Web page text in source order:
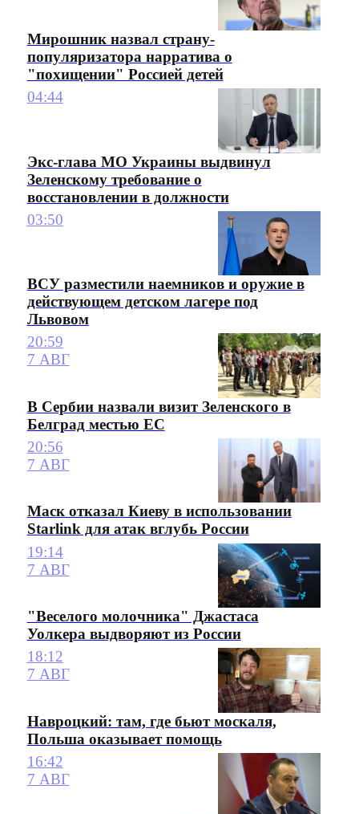
Мирошник назвал страну-
популяризатора нарратива о
"похищении" Россией детей
04:44
Экс-глава МО Украины выдвинул
Зеленскому требование о
восстановлении в должности
03:50
ВСУ разместили наемников и оружие в
действующем детском лагере под
Львовом
20:59
7 АВГ
В Сербии назвали визит Зеленского в
Белград местью ЕС
20:56
7 АВГ
Маск отказал Киеву в использовании
Starlink для атак вглубь России
19:14
7 АВГ
"Веселого молочника" Джастаса
Уолкера выдворяют из России
18:12
7 АВГ
Навроцкий: там, где бьют москаля,
Польша оказывает помощь
16:42
7 АВГ